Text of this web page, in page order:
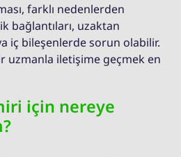
farklı nedenlerden
bağlantıları, uzaktan
iç bileşenlerde sorun olabilir.
uzmanla iletişime geçmek en
için nereye